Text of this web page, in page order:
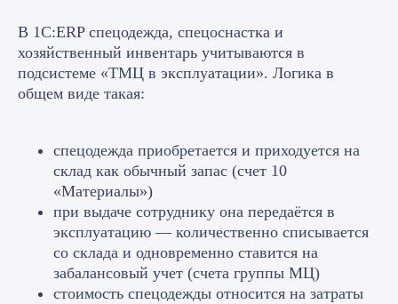
В 1С:ERP спецодежда, спецоснастка и
хозяйственный инвентарь учитываются в
подсистеме «ТМЦ в эксплуатации». Логика в
общем виде такая:
спецодежда приобретается и приходуется на
склад как обычный запас (счет 10
«Материалы»)
при выдаче сотруднику она передаётся в
эксплуатацию — количественно списывается
со склада и одновременно ставится на
забалансовый учет (счета группы МЦ)
стоимость спецодежды относится на затраты